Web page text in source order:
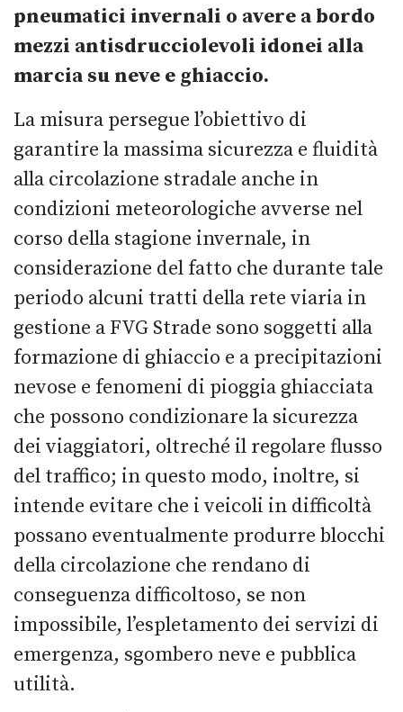
pneumatici invernali o avere a bordo
mezzi antisdrucciolevoli idonei alla
marcia su neve e ghiaccio.
La misura persegue l’obiettivo di
garantire la massima sicurezza e fluidità
alla circolazione stradale anche in
condizioni meteorologiche avverse nel
corso della stagione invernale, in
considerazione del fatto che durante tale
periodo alcuni tratti della rete viaria in
gestione a FVG Strade sono soggetti alla
formazione di ghiaccio e a precipitazioni
nevose e fenomeni di pioggia ghiacciata
che possono condizionare la sicurezza
dei viaggiatori, oltreché il regolare flusso
del traffico; in questo modo, inoltre, si
intende evitare che i veicoli in difficoltà
possano eventualmente produrre blocchi
della circolazione che rendano di
conseguenza difficoltoso, se non
impossibile, l’espletamento dei servizi di
emergenza, sgombero neve e pubblica
utilità.